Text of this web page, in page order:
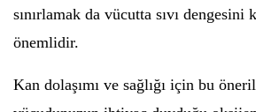
sınırlamak da vücutta sıvı dengesini
önemlidir.
Kan dolaşımı ve sağlığı için bu